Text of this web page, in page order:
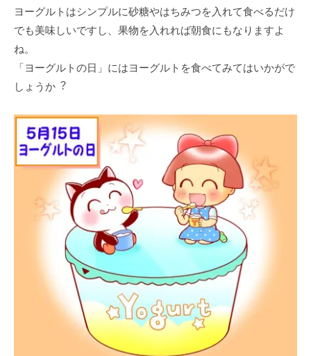
ヨーグルトはシンプルに砂糖やはちみつを⼊れて⾷べるだけ
でも美味しいですし、果物を⼊れれば朝⾷にもなりますよ
ね。
「ヨーグルトの⽇」にはヨーグルトを⾷べてみてはいかがで
しょうか︖